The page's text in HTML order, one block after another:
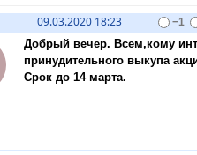
09.03.2020 18:23 −1
Добрый вечер. Всем,кому
принудительного выкупа
Срок до 14 марта.